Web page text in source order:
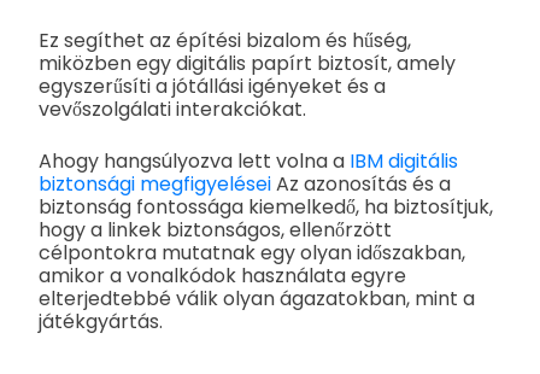
Ez segíthet az építési bizalom és hűség,
miközben egy digitális papírt biztosít, amely
egyszerűsíti a jótállási igényeket és a
vevőszolgálati interakciókat.
Ahogy hangsúlyozva lett volna a IBM digitális
biztonsági megfigyeléseiAz azonosítás és a
biztonság fontossága kiemelkedő, ha biztosítjuk,
hogy a linkek biztonságos, ellenőrzött
célpontokra mutatnak egy olyan időszakban,
amikor a vonalkódok használata egyre
elterjedtebbé válik olyan ágazatokban, mint a
játékgyártás.